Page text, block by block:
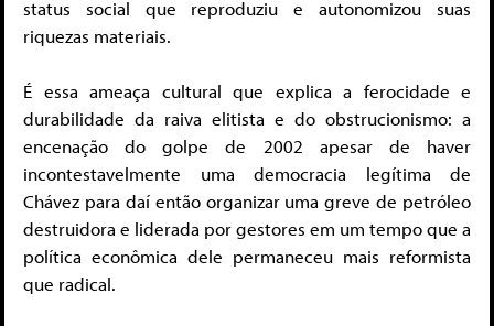
status social que reproduziu e autonomizou suas
riquezas materiais.
É essa ameaça cultural que explica a ferocidade e
durabilidade da raiva elitista e do obstrucionismo: a
encenação do golpe de 2002 apesar de haver
incontestavelmente uma democracia legítima de
Chávez para daí então organizar uma greve de petróleo
destruidora e liderada por gestores em um tempo que a
política econômica dele permaneceu mais reformista
que radical.